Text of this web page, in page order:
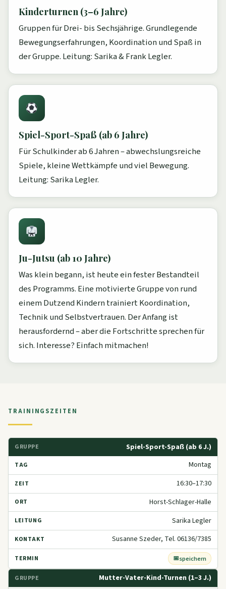
Kinderturnen (3–6 Jahre)
Gruppen für Drei- bis Sechsjährige. Grundlegende
Bewegungserfahrungen, Koordination und Spaß in
der Gruppe. Leitung: Sarika & Frank Legler.
Spiel-Sport-Spaß (ab 6 Jahre)
Für Schulkinder ab 6 Jahren – abwechslungsreiche
Spiele, kleine Wettkämpfe und viel Bewegung.
Leitung: Sarika Legler.
Ju-Jutsu (ab 10 Jahre)
Was klein begann, ist heute ein fester Bestandteil
des Programms. Eine motivierte Gruppe von rund
einem Dutzend Kindern trainiert Koordination,
Technik und Selbstvertrauen. Der Anfang ist
herausfordernd – aber die Fortschritte sprechen für
sich. Interesse? Einfach mitmachen!
TRAININGSZEITEN
Spiel-Sport-Spaß (ab 6 J.)
Montag
16:30–17:30
Horst-Schlager-Halle
Sarika Legler
Susanne Szeder, Tel. 06136/7385
speichern
Mutter-Vater-Kind-Turnen (1–3 J.)